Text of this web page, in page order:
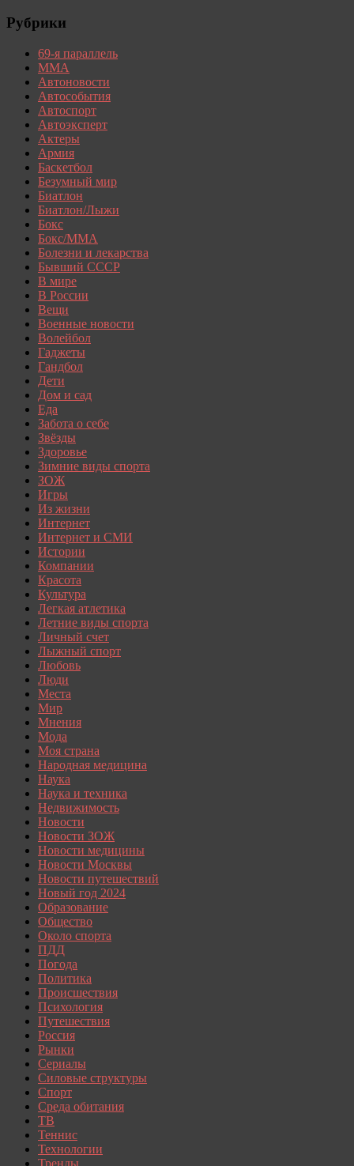
Рубрики
69-я параллель
MMA
Автоновости
Автособытия
Автоспорт
Автоэксперт
Актеры
Армия
Баскетбол
Безумный мир
Биатлон
Биатлон/Лыжи
Бокс
Бокс/MMA
Болезни и лекарства
Бывший СССР
В мире
В России
Вещи
Военные новости
Волейбол
Гаджеты
Гандбол
Дети
Дом и сад
Еда
Забота о себе
Звёзды
Здоровье
Зимние виды спорта
ЗОЖ
Игры
Из жизни
Интернет
Интернет и СМИ
Истории
Компании
Красота
Культура
Легкая атлетика
Летние виды спорта
Личный счет
Лыжный спорт
Любовь
Люди
Места
Мир
Мнения
Мода
Моя страна
Народная медицина
Наука
Наука и техника
Недвижимость
Новости
Новости ЗОЖ
Новости медицины
Новости Москвы
Новости путешествий
Новый год 2024
Образование
Общество
Около спорта
ПДД
Погода
Политика
Происшествия
Психология
Путешествия
Россия
Рынки
Сериалы
Силовые структуры
Спорт
Среда обитания
ТВ
Теннис
Технологии
Тренды